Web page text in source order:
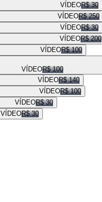
VÍDEOR$ 30
VÍDEOR$ 250
VÍDEOR$ 30
VÍDEOR$ 200
VÍDEOR$ 100
VÍDEOR$ 100
VÍDEOR$ 140
VÍDEOR$ 100
VÍDEOR$ 30
VÍDEOR$ 30